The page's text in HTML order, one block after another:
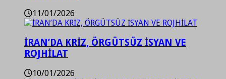
11/01/2026
İRAN’DA KRİZ, ÖRGÜTSÜZ İSYAN VE
ROJHİLAT
10/01/2026